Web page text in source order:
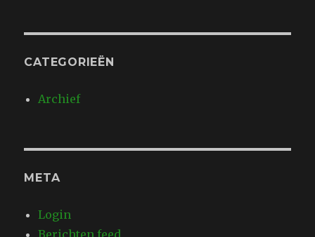
CATEGORIEËN
Archief
META
Login